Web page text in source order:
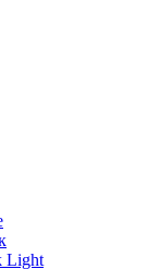
Light